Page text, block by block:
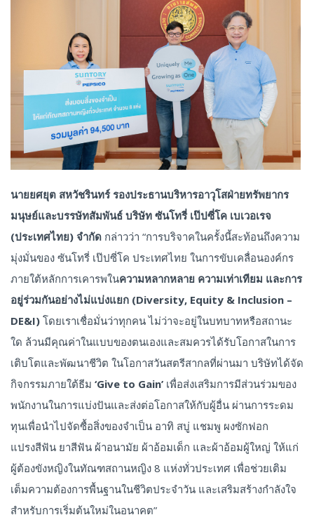
นายยศยุต สหวัชรินทร์ รองประธานบริหารอาวุโสฝ่ายทรัพยากร
มนุษย์และบรรษัทสัมพันธ์ บริษัท ซันโทรี่ เป๊ปซี่โค เบเวอเรจ
(ประเทศไทย) จำกัด กล่าวว่า “การบริจาคในครั้งนี้สะท้อนถึงความ
มุ่งมั่นของ ซันโทรี่ เป๊ปซี่โค ประเทศไทย ในการขับเคลื่อนองค์กร
ภายใต้หลักการเคารพในความหลากหลาย ความเท่าเทียม และการ
อยู่ร่วมกันอย่างไม่แบ่งแยก (Diversity, Equity & Inclusion –
DE&I) โดยเราเชื่อมั่นว่าทุกคน ไม่ว่าจะอยู่ในบทบาทหรือสถานะ
ใด ล้วนมีคุณค่าในแบบของตนเองและสมควรได้รับโอกาสในการ
เติบโตและพัฒนาชีวิต ในโอกาสวันสตรีสากลที่ผ่านมา บริษัทได้จัด
กิจกรรมภายใต้ธีม ‘Give to Gain’ เพื่อส่งเสริมการมีส่วนร่วมของ
พนักงานในการแบ่งปันและส่งต่อโอกาสให้กับผู้อื่น ผ่านการระดม
ทุนเพื่อนำไปจัดซื้อสิ่งของจำเป็น อาทิ สบู่ แชมพู ผงซักฟอก
แปรงสีฟัน ยาสีฟัน ผ้าอนามัย ผ้าอ้อมเด็ก และผ้าอ้อมผู้ใหญ่ ให้แก่
ผู้ต้องขังหญิงในทัณฑสถานหญิง 8 แห่งทั่วประเทศ เพื่อช่วยเติม
เต็มความต้องการพื้นฐานในชีวิตประจำวัน และเสริมสร้างกำลังใจ
สำหรับการเริ่มต้นใหม่ในอนาคต”